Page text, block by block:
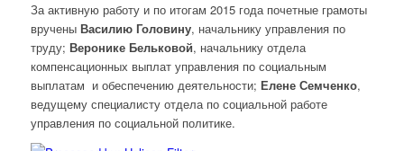
За активную работу и по итогам 2015 года почетные грамоты
вручены Василию Головину, начальнику управления по
труду; Веронике Бельковой, начальнику отдела
компенсационных выплат управления по социальным
выплатам и обеспечению деятельности; Елене Семченко,
ведущему специалисту отдела по социальной работе
управления по социальной политике.